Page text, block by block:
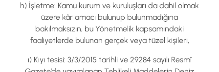
h) İşletme: Kamu kurum ve kuruluşları da dahil olmak
üzere kâr amacı bulunup bulunmadığına
bakılmaksızın, bu Yönetmelik kapsamındaki
faaliyetlerde bulunan gerçek veya tüzel kişileri,
ı) Kıyı tesisi: 3/3/2015 tarihli ve 29284 sayılı Resmî